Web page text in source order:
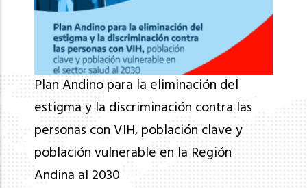
Plan Andino para la eliminación del
estigma y la discriminación contra las
personas con VIH, población clave y
población vulnerable en la Región
Andina al 2030